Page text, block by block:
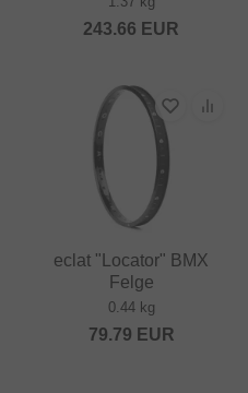
243.66 EUR
eclat "Locator" BMX
Felge
0.44 kg
79.79 EUR